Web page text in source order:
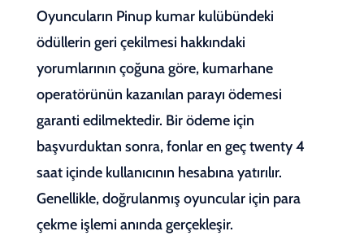
Oyuncuların Pinup kumar kulübündeki
ödüllerin geri çekilmesi hakkındaki
yorumlarının çoğuna göre, kumarhane
operatörünün kazanılan parayı ödemesi
garanti edilmektedir. Bir ödeme için
başvurduktan sonra, fonlar en geç twenty 4
saat içinde kullanıcının hesabına yatırılır.
Genellikle, doğrulanmış oyuncular için para
çekme işlemi anında gerçekleşir.